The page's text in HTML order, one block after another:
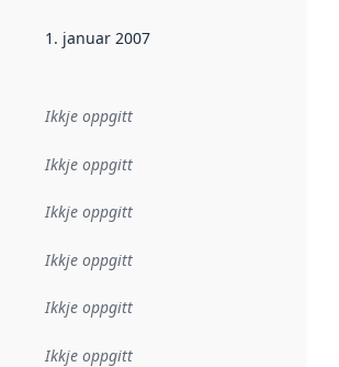
Denne datoen seier når dataa i dette
1. januar 2007
Ikkje oppgitt
Ikkje oppgitt
Ikkje oppgitt
Ikkje oppgitt
Ikkje oppgitt
Ikkje oppgitt